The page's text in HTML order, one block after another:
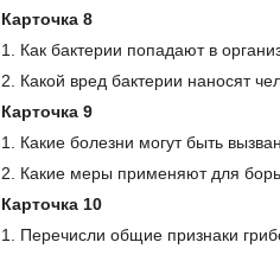
Карточка 8
1. Как бактерии попадают в
2. Какой вред бактерии наносят
Карточка 9
1. Какие болезни могут быть
2. Какие меры применяют для
Карточка 10
1. Перечисли общие признаки